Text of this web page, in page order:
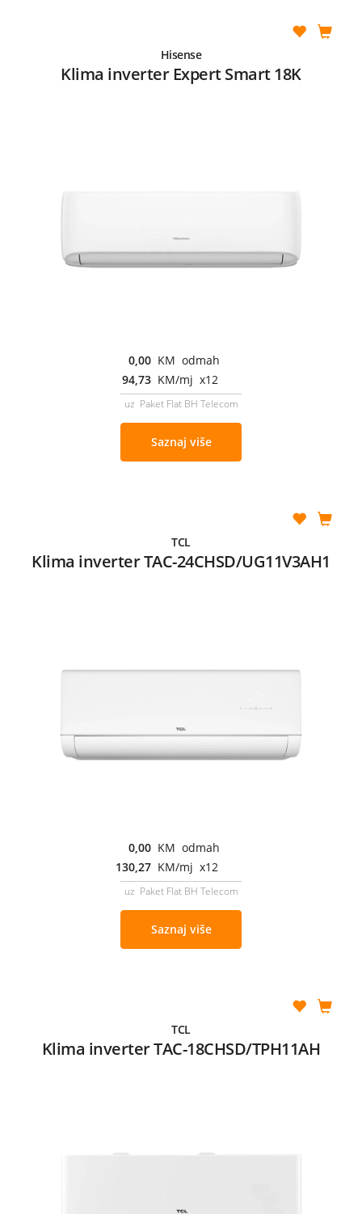
Hisense
Klima inverter Expert Smart 18K
0,00 KM odmah
94,73 KM/mj x12
uz Paket Flat BH Telecom
Saznaj više
TCL
Klima inverter TAC-24CHSD/UG11V3AH1
0,00 KM odmah
130,27 KM/mj x12
uz Paket Flat BH Telecom
Saznaj više
TCL
Klima inverter TAC-18CHSD/TPH11AH